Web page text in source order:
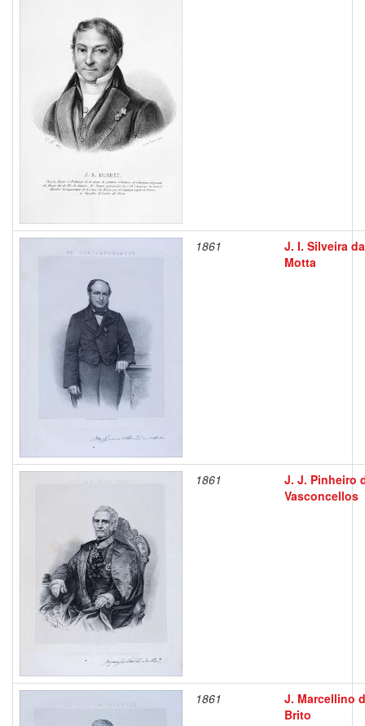
1861
J. I. Silveira da
Motta
1861
J. J. Pinheiro
Vasconcellos
1861
J. Marcellino
Brito